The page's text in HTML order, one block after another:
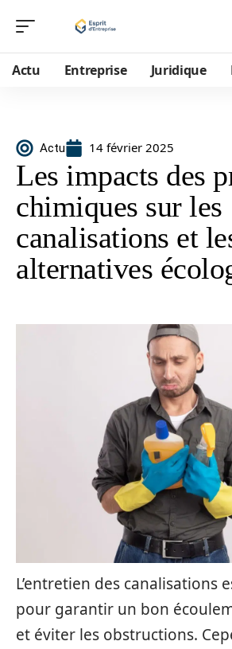
Actu Entreprise Juridique
Actu 14 février 2025
Les impacts des
chimiques sur les
canalisations et
alternatives
L’entretien des canalisations
pour garantir un bon
et éviter les obstructions.